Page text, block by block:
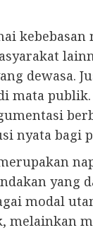
dewasa.
mata
nyata bagi
yang
modal